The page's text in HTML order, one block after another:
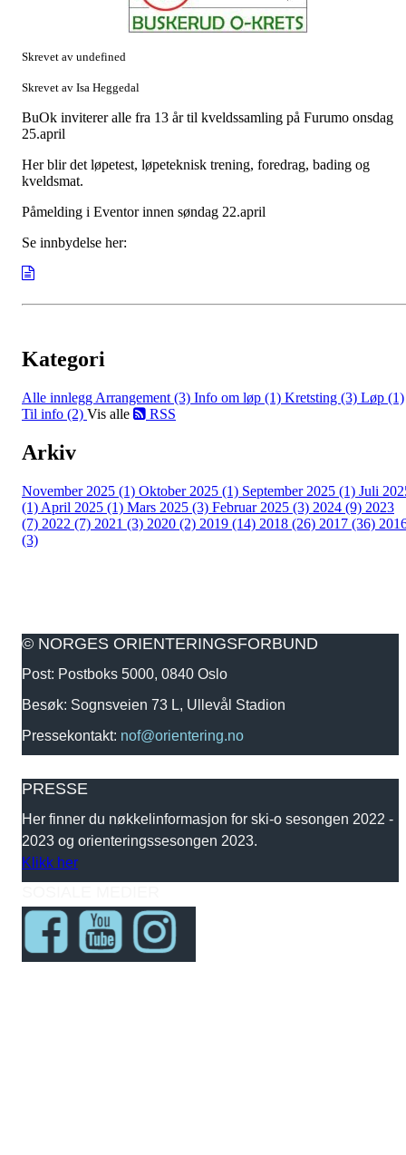
Skrevet av undefined
Skrevet av Isa Heggedal
BuOk inviterer alle fra 13 år til kveldssamling på Furumo onsdag
25.april
Her blir det løpetest, løpeteknisk trening, foredrag, bading og
kveldsmat.
Påmelding i Eventor innen søndag 22.april
Se innbydelse her:
Kategori
Alle innlegg Arrangement (3) Info om løp (1) Kretsting (3) Løp (1)
Til info (2) Vis alle RSS
Arkiv
November 2025 (1) Oktober 2025 (1) September 2025 (1) Juli
(1) April 2025 (1) Mars 2025 (3) Februar 2025 (3) 2024 (9) 2023
(7) 2022 (7) 2021 (3) 2020 (2) 2019 (14) 2018 (26) 2017 (36)
(3)
© NORGES ORIENTERINGSFORBUND
Post: Postboks 5000, 0840 Oslo
Besøk: Sognsveien 73 L, Ullevål Stadion
Pressekontakt: nof@orientering.no
PRESSE
Her finner du nøkkelinformasjon for ski-o sesongen 2022 -
2023 og orienteringssesongen 2023.
Klikk her